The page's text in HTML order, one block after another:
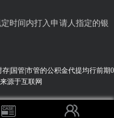
时间内打入申请人指定的银
|国管|市管的公积金代提均行前期0
源于互联网